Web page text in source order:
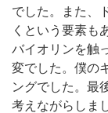
でした。また、
くという要素も
バイオリンを触
変でした。僕の
ングでした。最
考えながらしま